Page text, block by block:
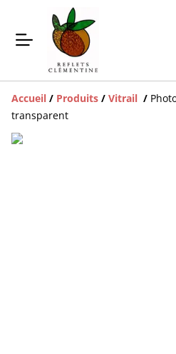
Accueil / Produits / Vitrail /
transparent